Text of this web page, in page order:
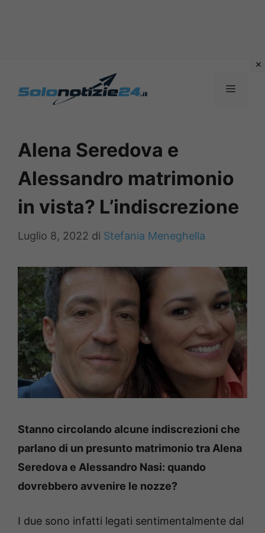
MENU
Alena Seredova e
Alessandro matrimonio
in vista? L’indiscrezione
Luglio 8, 2022 di Stefania Meneghella
Stanno circolando alcune indiscrezioni che
parlano di un presunto matrimonio tra Alena
Seredova e Alessandro Nasi: quando
dovrebbero avvenire le nozze?
I due sono infatti legati sentimentalmente dal